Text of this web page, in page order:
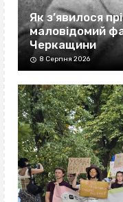
Як з’явилося
маловідомий
Черкащини
8 Серпня 2026